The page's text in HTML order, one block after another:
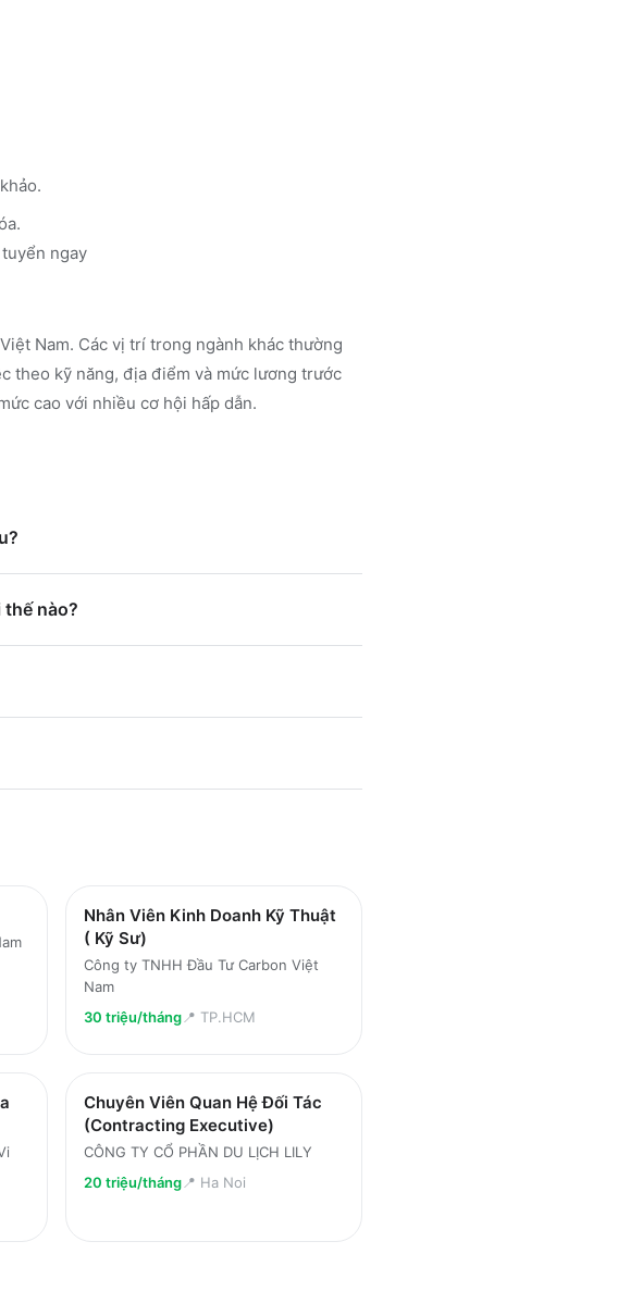
ngay
Nam. Các vị trí trong ngành khác thường
theo kỹ năng, địa điểm và mức lương trước
cao với nhiều cơ hội hấp dẫn.
nào?
Nhân Viên Kinh Doanh Kỹ Thuật
( Kỹ Sư)
Công ty TNHH Đầu Tư Carbon Việt
Nam
30 triệu/tháng📍 TP.HCM
Chuyên Viên Quan Hệ Đối Tác
(Contracting Executive)
CÔNG TY CỔ PHẦN DU LỊCH LILY
20 triệu/tháng📍 Ha Noi